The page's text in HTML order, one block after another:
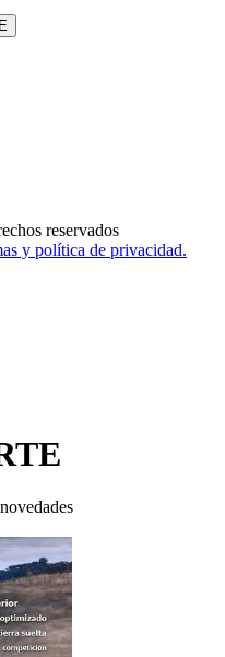
reservados
y política de privacidad.